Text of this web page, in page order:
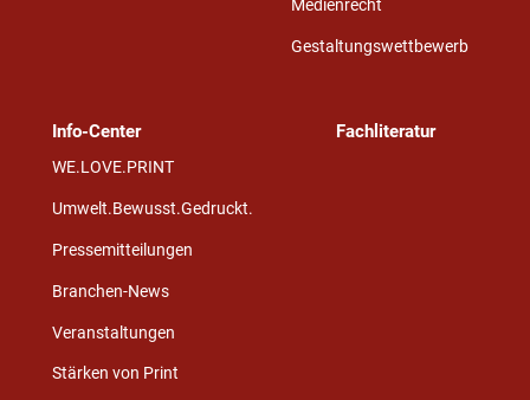
Medienrecht
Gestaltungswettbewerb
Info-Center
WE.LOVE.PRINT
Umwelt.Bewusst.Gedruckt.
Pressemitteilungen
Branchen-News
Veranstaltungen
Stärken von Print
Fachliteratur